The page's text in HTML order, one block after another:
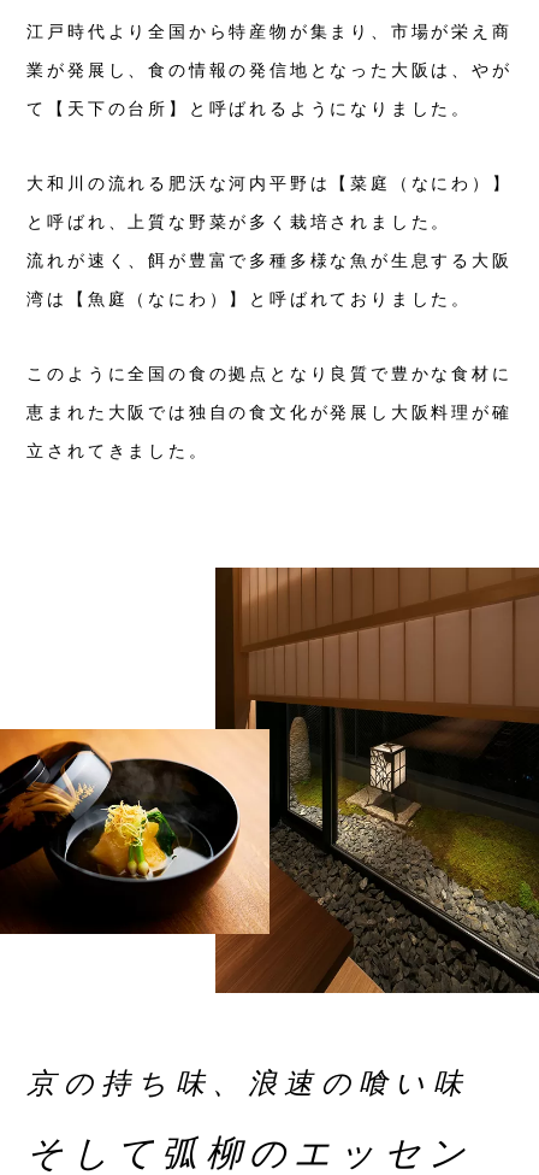
江戸時代より全国から特産物が集まり、市場が栄え商
業が発展し、食の情報の発信地となった大阪は、やが
て【天下の台所】と呼ばれるようになりました。
大和川の流れる肥沃な河内平野は【菜庭（なにわ）】
と呼ばれ、上質な野菜が多く栽培されました。
流れが速く、餌が豊富で多種多様な魚が生息する大阪
湾は【魚庭（なにわ）】と呼ばれておりました。
このように全国の食の拠点となり良質で豊かな食材に
恵まれた大阪では独自の食文化が発展し大阪料理が確
立されてきました。
京の持ち味、浪速の喰い味
そして弧柳のエッセン